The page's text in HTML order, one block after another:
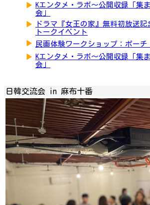
▶ Kエンタメ・ラボ～公開収録「集
会」
▶
ドラマ『女王の家』無料初放送
トークイベント
▶ 民画体験ワークショップ：ポー
▶ Kエンタメ・ラボ～公開収録「集
会」
日韓交流会 in 麻布十番